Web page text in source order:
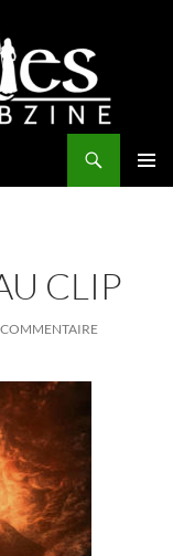
CLIP
COMMENTAIRE